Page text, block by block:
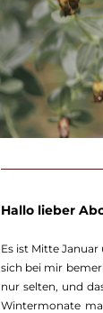
Hallo lieber
Es ist Mitte
sich bei mir
nur selten, und
Wintermonate